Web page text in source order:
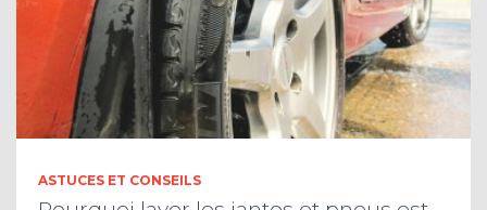
ASTUCES ET CONSEILS